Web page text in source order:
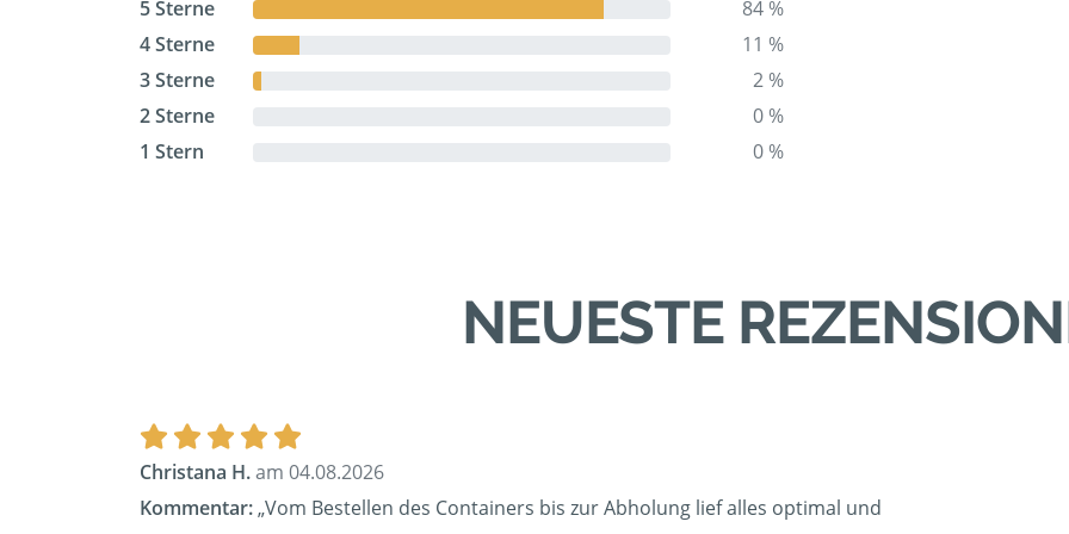
5 Sterne
84 %
4 Sterne
11 %
3 Sterne
2 %
2 Sterne
0 %
1 Stern
0 %
NEUESTE
Christana H.am 04.08.2026
Kommentar:„Vom Bestellen des Containers bis zur Abholung lief alles optimal und